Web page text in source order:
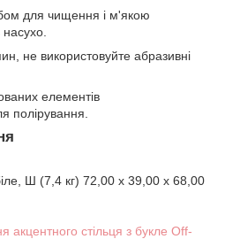
для чищення і м'якою
насухо.
не використовуйте абразивні
елементів
полірування.
Ш (7,4 кг) 72,00 x 39,00 x 68,00
акцентного стільця з букле Off-